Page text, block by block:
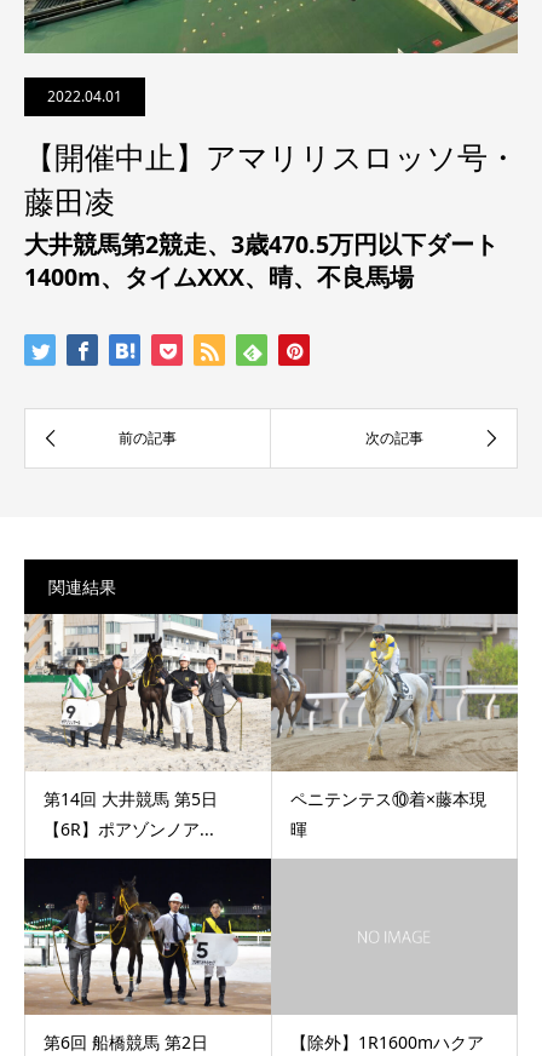
2022.04.01
【開催中止】アマリリスロッソ号・
藤田凌
大井競馬第2競走、3歳470.5万円以下ダート
1400m、タイムXXX、晴、不良馬場
関連結果
第14回 大井競馬 第5日
【6R】ポアゾンノア...
ペニテンテス⑩着×藤本現
暉
第6回 船橋競馬 第2日
【除外】1R1600mハクア